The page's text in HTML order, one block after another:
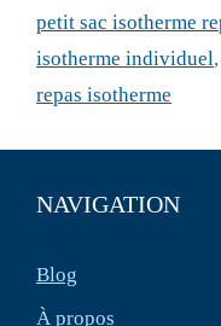
petit sac isotherme
isotherme individuel,
repas isotherme
NAVIGATION
Blog
À propos